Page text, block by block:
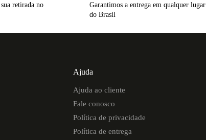
retirada no
Garantimos a entrega em qualquer lugar
do Brasil
Ajuda
Ajuda ao cliente
Fale conosco
Política de privacidade
Política de entrega